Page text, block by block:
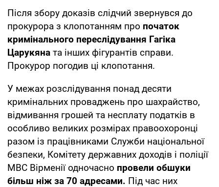
Після збору доказів слідчий звернувся до
прокурора з клопотанням про початок
кримінального переслідування Гагіка
Царукяна та інших фігурантів справи.
Прокурор погодив ці клопотання.
У межах розслідування понад десяти
кримінальних проваджень про шахрайство,
відмивання грошей та несплату податків в
особливо великих розмірах правоохоронці
разом із працівниками Служби національної
безпеки, Комітету державних доходів і поліції
МВС Вірменії одночасно провели обшуки
більш ніж за 70 адресами. Під час них